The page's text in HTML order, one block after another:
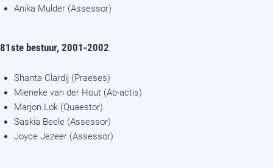
Anika Mulder (Assessor)
81ste bestuur, 2001-2002
Shanta Clardij (Praeses)
Mieneke van der Hout (Ab-actis)
Marjon Lok (Quaestor)
Saskia Beele (Assessor)
Joyce Jezeer (Assessor)